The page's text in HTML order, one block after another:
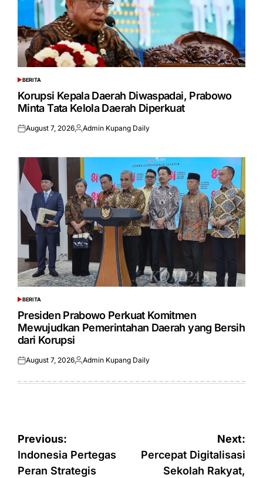
POSTED
IN
BERITA
Korupsi Kepala Daerah Diwaspadai, Prabowo
Minta Tata Kelola Daerah Diperkuat
Posted
August 7, 2026Posted
Admin Kupang Daily
POSTED
IN
BERITA
Presiden Prabowo Perkuat Komitmen
Mewujudkan Pemerintahan Daerah yang Bersih
dari Korupsi
Posted
August 7, 2026Posted
Admin Kupang Daily
Post
navigation
Previous:
Indonesia Pertegas
Peran Strategis
Next:
Percepat Digitalisasi
Sekolah Rakyat,